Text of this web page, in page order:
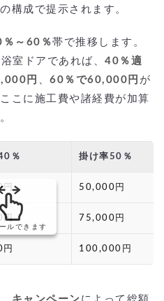
の構成で提示されます。
％～60％帯で推移します。
室ドアであれば、 40％適
円 、 60％で60,000円 が
こに施工費や諸経費が加算
％ 掛け率50％
円 50,000円
円 75,000円
100,000円
ルできます